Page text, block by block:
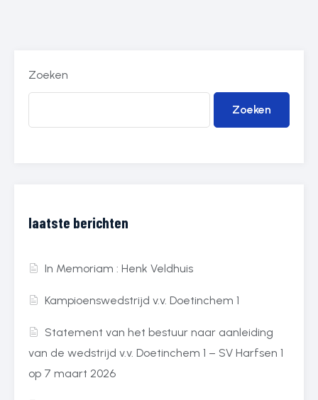
Zoeken
Zoeken
laatste berichten
In Memoriam : Henk Veldhuis
Kampioenswedstrijd v.v. Doetinchem 1
Statement van het bestuur naar aanleiding
van de wedstrijd v.v. Doetinchem 1 – SV Harfsen 1
op 7 maart 2026